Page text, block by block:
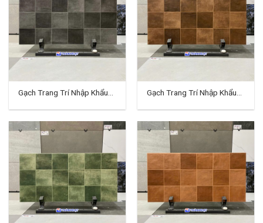
Gạch Trang Trí Nhập Khẩu
Gạch Trang Trí Nhập Khẩu